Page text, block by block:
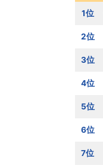
1位
2位
3位
4位
5位
6位
7位